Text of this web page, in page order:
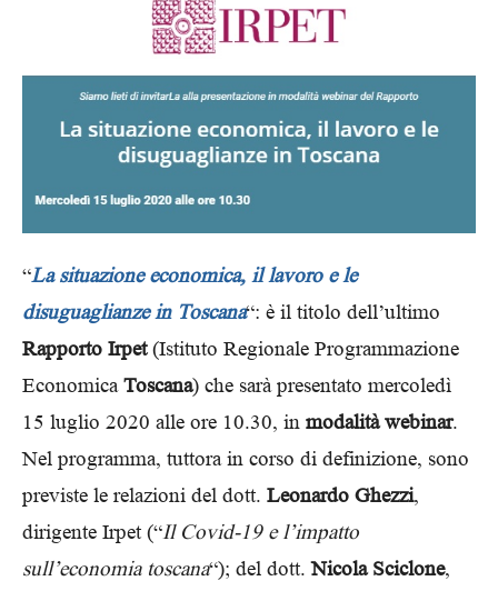
“La situazione economica, il lavoro e le
disuguaglianze in Toscana“: è il titolo dell’ultimo
Rapporto Irpet(Istituto Regionale Programmazione
EconomicaToscana) che sarà presentato mercoledì
15 luglio 2020 alle ore 10.30, in modalità webinar.
Nel programma, tuttora in corso di definizione, sono
previste le relazioni del dott. Leonardo Ghezzi,
dirigente Irpet (“Il Covid-19 e l’impatto
sull’economia toscana“); del dott.Nicola Sciclone,